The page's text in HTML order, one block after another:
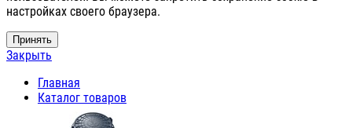
настройках своего браузера.
Принять
Закрыть
Главная
Каталог товаров